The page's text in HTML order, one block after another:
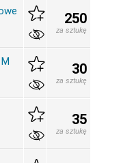
250
za sztukę
30
za sztukę
35
za sztukę